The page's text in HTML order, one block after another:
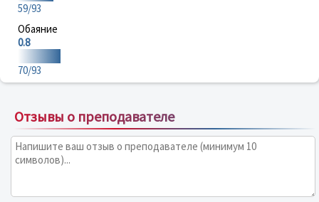
59/93
Обаяние
0.8
70/93
Отзывы о преподавателе